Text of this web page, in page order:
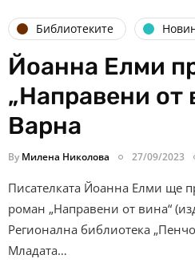
Библиотеките
Йоанна Елми
„Направени от
Варна
By Милена Николова 27/09/2023
Писателката Йоанна Елми ще
роман „Направени от вина“
Регионална библиотека
Младата…